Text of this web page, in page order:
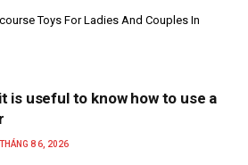
Toys For Ladies And Couples In
is useful to know how to use a
THÁNG 8 6, 2026